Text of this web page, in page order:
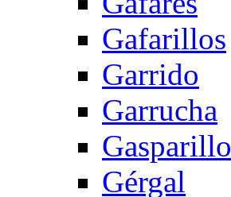
Gafarillos
Garrido
Garrucha
Gasparillo
Gérgal